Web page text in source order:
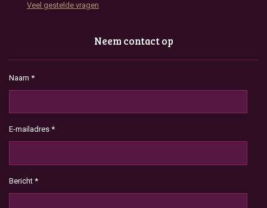
Veel gestelde vragen
Neem contact op
Naam *
E-mailadres *
Bericht *